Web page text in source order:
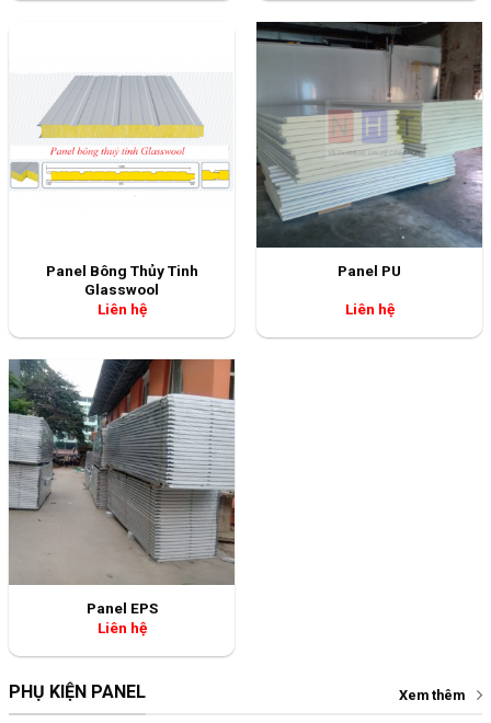
Panel Bông Thủy Tinh
Glasswool
Liên hệ
Panel PU
Liên hệ
Panel EPS
Liên hệ
PHỤ KIỆN PANEL Xem thêm